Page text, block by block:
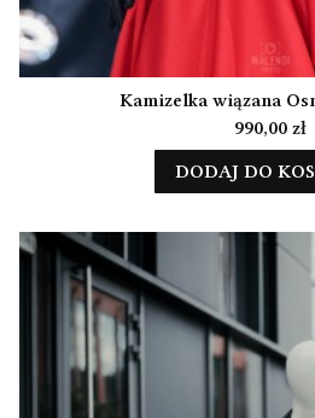
Kamizelka wiązana
Cena
990,00 zł
DODAJ DO